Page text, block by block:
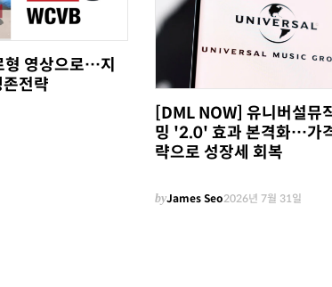
형 영상으로…지
전략
[DML NOW] 유니버설뮤
밍 '2.0' 효과 본격화…가
략으로 성장세 회복
byJames Seo2026년 7월 31일